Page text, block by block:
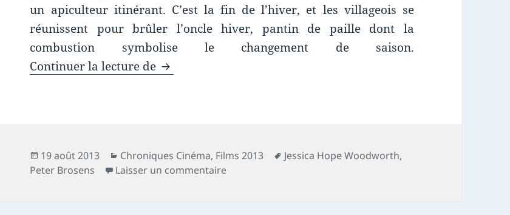
un apiculteur itinérant. C’est la fin de l’hiver, et les villageois se
réunissent pour brûler l’oncle hiver, pantin de paille dont la
combustion symbolise le changement de saison.
Continuer la lecture de Chronique film : La cinquième saison
Publié
le
19 août 2013 Catégories
Chroniques Cinéma, Films 2013
Mots-
Jessica Hope Woodworth,
Peter Brosens
Laisser un commentairesur Chronique film : La cinquième saison